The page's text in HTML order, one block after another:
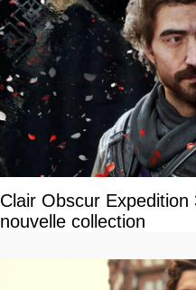
Clair Obscur
nouvelle collection